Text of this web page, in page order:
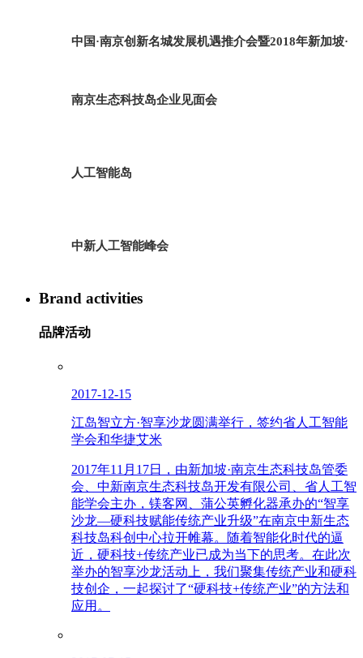
中国·南京创新名城发展机遇推介会暨2018年新加坡·
南京生态科技岛企业见面会
人工智能岛
中新人工智能峰会
Brand activities
品牌活动
2017-12-15
江岛智立方·智享沙龙圆满举行，签约省人工智能
学会和华捷艾米
2017年11月17日，由新加坡·南京生态科技岛管委
会、中新南京生态科技岛开发有限公司、省人工智
能学会主办，镁客网、蒲公英孵化器承办的“智享
沙龙—硬科技赋能传统产业升级”在南京中新生态
科技岛科创中心拉开帷幕。随着智能化时代的逼
近，硬科技+传统产业已成为当下的思考。在此次
举办的智享沙龙活动上，我们聚集传统产业和硬科
技创企，一起探讨了“硬科技+传统产业”的方法和
应用。